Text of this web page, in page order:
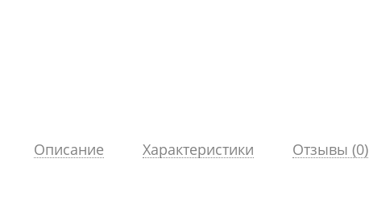
Описание Характеристики Отзывы (0)